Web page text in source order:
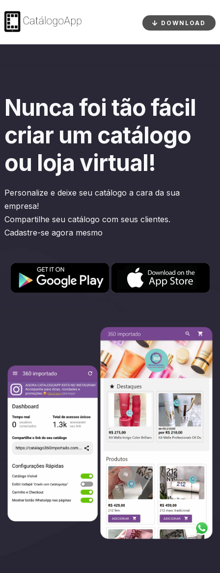
COMO CRIAR UM CATÁLOGO?
DOWNLOAD
Nunca foi tão fácil
criar um catálogo
ou loja virtual!
Personalize e deixe seu catálogo a cara da sua
empresa!
Compartilhe seu catálogo com seus clientes.
Cadastre-se agora mesmo